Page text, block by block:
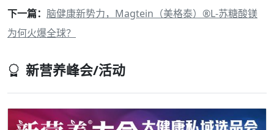
下一篇： 脑健康新势力，Magtein（美格泰）®L-苏糖酸镁
为何火爆全球？
新营养峰会/活动